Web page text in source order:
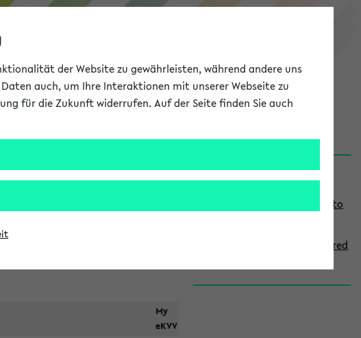
eKVV
My
eKVV
S
d
Links
Use the combination search to
How to indicate courses offered
der Website zu gewährleisten, während andere uns
auch, um Ihre Interaktionen mit unserer Webseite zu
für die Zukunft widerrufen. Auf der Seite finden Sie auch